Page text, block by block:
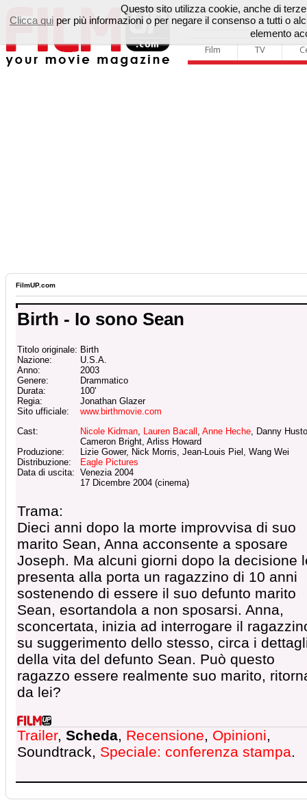
Film TV
FilmUP.com
Birth - Io sono Sean
Titolo originale: Birth
Nazione:
U.S.A.
Anno:
2003
Genere:
Drammatico
Durata:
100'
Regia:
Jonathan Glazer
Sito ufficiale:
www.birthmovie.com
Cast:
Nicole Kidman, Lauren Bacall , Anne Heche, Danny
Cameron Bright, Arliss Howard
Produzione:
Lizie Gower, Nick Morris, Jean-Louis Piel, Wang Wei
Distribuzione:
Eagle Pictures
Data di uscita: Venezia 2004
17 Dicembre 2004 (cinema)
Trama:
Dieci anni dopo la morte improvvisa di suo
marito Sean, Anna acconsente a sposare
Joseph. Ma alcuni giorni dopo la decisione
presenta alla porta un ragazzino di 10 anni
sostenendo di essere il suo defunto marito
Sean, esortandola a non sposarsi. Anna,
sconcertata, inizia ad interrogare il
su suggerimento dello stesso, circa i
della vita del defunto Sean. Può questo
ragazzo essere realmente suo marito,
da lei?
Trailer, Scheda, Recensione, Opinioni,
Soundtrack, Speciale: conferenza stampa.
Questo sito utilizza cookie, anche di
Clicca qui per più informazioni o per negare il consenso a tutti o
elemento